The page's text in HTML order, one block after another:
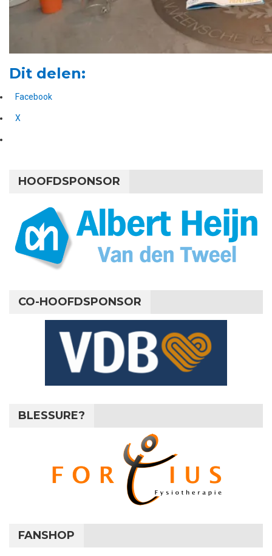
Dit delen:
Facebook
X
HOOFDSPONSOR
CO-HOOFDSPONSOR
BLESSURE?
FANSHOP